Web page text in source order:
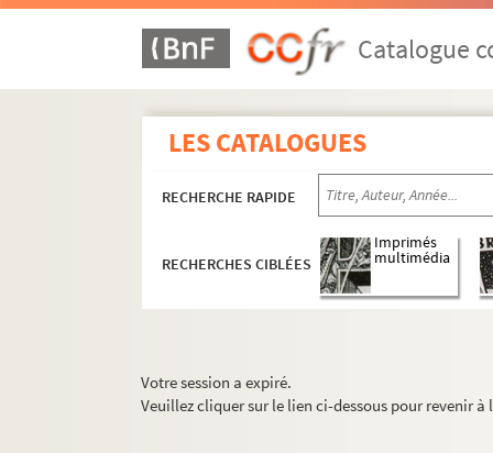
Catalogue
LES CATALOGUES
RECHERCHE RAPIDE
RECHERCHES CIBLÉES
Imprimés
multimédia
Votre session a expiré.
Veuillez cliquer sur le lien ci-dessous pour revenir